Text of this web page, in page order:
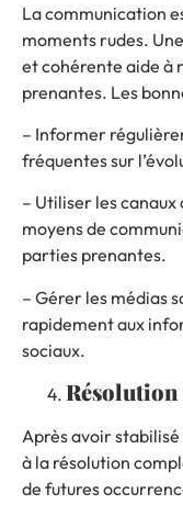
La communication
moments rudes.
et cohérente aide à
prenantes. Les
– Informer
fréquentes sur
– Utiliser les
moyens de
parties prenantes.
– Gérer les médias
rapidement aux
sociaux.
Résolution
Après avoir
à la résolution
de futures